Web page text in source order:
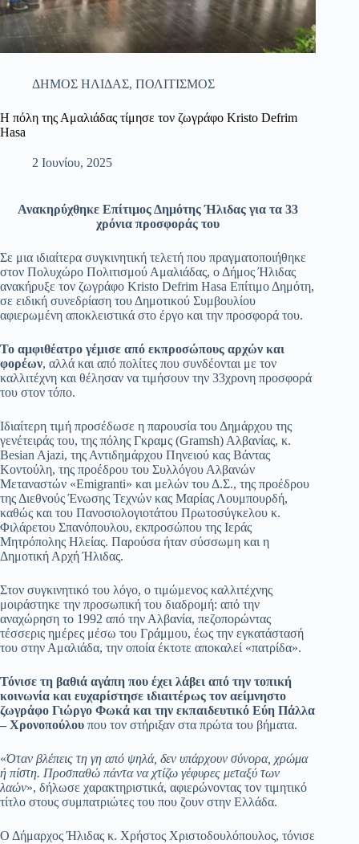
ΔΗΜΟΣ ΗΛΙΔΑΣ, ΠΟΛΙΤΙΣΜΟΣ
Η πόλη της Αμαλιάδας τίμησε τον ζωγράφο Kristo Defrim
Hasa
2 Ιουνίου, 2025
Ανακηρύχθηκε Επίτιμος Δημότης Ήλιδας για τα 33
χρόνια προσφοράς του
Σε μια ιδιαίτερα συγκινητική τελετή που πραγματοποιήθηκε
στον Πολυχώρο Πολιτισμού Αμαλιάδας, ο Δήμος Ήλιδας
ανακήρυξε τον ζωγράφο Kristo Defrim Hasa Επίτιμο Δημότη,
σε ειδική συνεδρίαση του Δημοτικού Συμβουλίου
αφιερωμένη αποκλειστικά στο έργο και την προσφορά του.
Το αμφιθέατρο γέμισε από εκπροσώπους αρχών και
φορέων, αλλά και από πολίτες που συνδέονται με τον
καλλιτέχνη και θέλησαν να τιμήσουν την 33χρονη προσφορά
του στον τόπο.
Ιδιαίτερη τιμή προσέδωσε η παρουσία του Δημάρχου της
γενέτειράς του, της πόλης Γκραμς (Gramsh) Αλβανίας, κ.
Besian Ajazi, της Αντιδημάρχου Πηνειού κας Βάντας
Κοντούλη, της προέδρου του Συλλόγου Αλβανών
Μεταναστών «Emigranti» και μελών του Δ.Σ., της προέδρου
της Διεθνούς Ένωσης Τεχνών κας Μαρίας Λουμπουρδή,
καθώς και του Πανοσιολογιοτάτου Πρωτοσύγκελου κ.
Φιλάρετου Σπανόπουλου, εκπροσώπου της Ιεράς
Μητρόπολης Ηλείας. Παρούσα ήταν σύσσωμη και η
Δημοτική Αρχή Ήλιδας.
Στον συγκινητικό του λόγο, ο τιμώμενος καλλιτέχνης
μοιράστηκε την προσωπική του διαδρομή: από την
αναχώρηση το 1992 από την Αλβανία, πεζοπορώντας
τέσσερις ημέρες μέσω του Γράμμου, έως την εγκατάστασή
του στην Αμαλιάδα, την οποία έκτοτε αποκαλεί «πατρίδα».
Τόνισε τη βαθιά αγάπη που έχει λάβει από την τοπική
κοινωνία και ευχαρίστησε ιδιαιτέρως τον αείμνηστο
ζωγράφο Γιώργο Φωκά και την εκπαιδευτικό Εύη Πάλλα
– Χρονοπούλου που τον στήριξαν στα πρώτα του βήματα.
«Όταν βλέπεις τη γη από ψηλά, δεν υπάρχουν σύνορα, χρώμα
ή πίστη. Προσπαθώ πάντα να χτίζω γέφυρες μεταξύ των
λαών», δήλωσε χαρακτηριστικά, αφιερώνοντας τον τιμητικό
τίτλο στους συμπατριώτες του που ζουν στην Ελλάδα.
Ο Δήμαρχος Ήλιδας κ. Χρήστος Χριστοδουλόπουλος, τόνισε